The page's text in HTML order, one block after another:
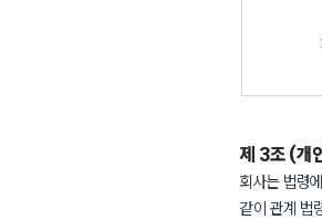
제 3조 (개
회사는 법령
같이 관계 법